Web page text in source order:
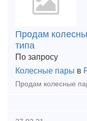
Продам
типа
По запросу
Колесные пары в